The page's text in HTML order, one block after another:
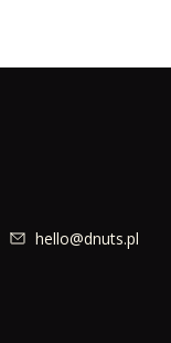
hello@dnuts.pl